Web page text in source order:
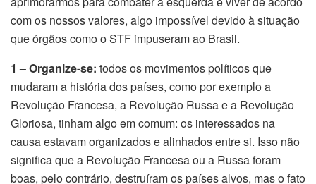
com os nossos valores, algo impossível devido à situação
que órgãos como o STF impuseram ao Brasil.
1 – Organize-se: todos os movimentos políticos que
mudaram a história dos países, como por exemplo a
Revolução Francesa, a Revolução Russa e a Revolução
Gloriosa, tinham algo em comum: os interessados na
causa estavam organizados e alinhados entre si. Isso não
significa que a Revolução Francesa ou a Russa foram
boas, pelo contrário, destruíram os países alvos, mas o fato